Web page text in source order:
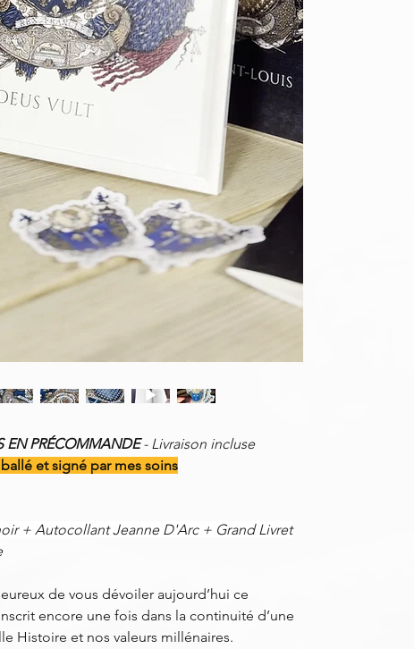
EN PRÉCOMMANDE- Livraison incluse
et signé par mes soins
+ Autocollant Jeanne D'Arc + Grand Livret
de vous dévoiler aujourd’hui ce
encore une fois dans la continuité d’une
Histoire et nos valeurs millénaires.